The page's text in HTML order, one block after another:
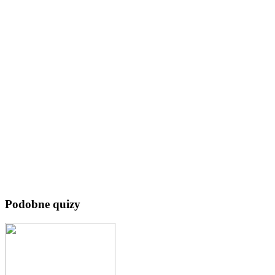
Podobne quizy